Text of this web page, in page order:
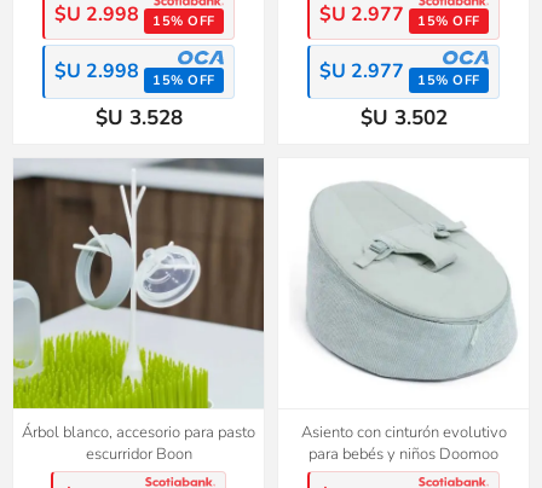
$U 2.998 15% OFF
$U 2.998 15% OFF
$U 3.528
$U 2.977 15% OFF
$U 2.977 15% OFF
$U 3.502
Árbol blanco, accesorio para pasto
escurridor Boon
Asiento con cinturón evolutivo
para bebés y niños Doomoo